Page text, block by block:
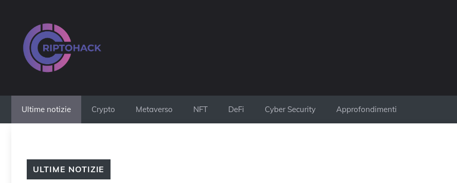
contenuto
Ultime notizie Crypto Metaverso NFT DeFi Cyber Security Approfondimenti
ULTIME NOTIZIE